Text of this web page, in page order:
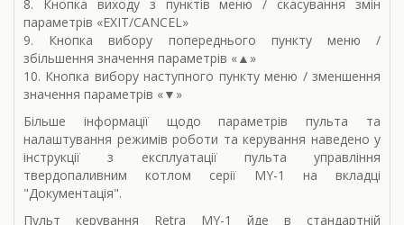
8. Кнопка виходу з пунктів меню / скасування змін
параметрів «EXIT/CANCEL»
9. Кнопка вибору попереднього пункту меню /
збільшення значення параметрів «▲»
10. Кнопка вибору наступного пункту меню / зменшення
значення параметрів «▼»
Більше інформації щодо параметрів пульта та
налаштування режимів роботи та керування наведено у
інструкції з експлуатації пульта управління
твердопаливним котлом серії MY-1 на вкладці
"Документація".
Пульт керування Retra MY-1 йде в стандартній